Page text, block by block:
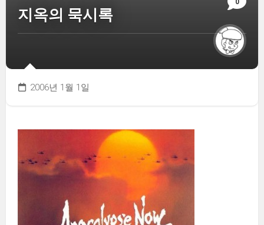
0
지옥의 묵시록
2006년 1월 1일